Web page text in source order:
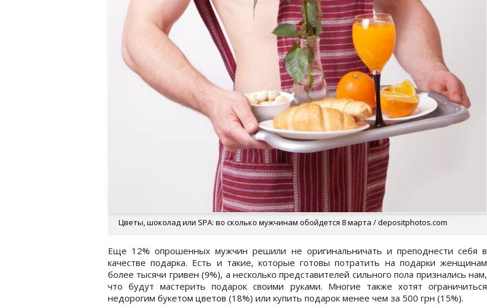
Цветы, шоколад или SPA: во сколько мужчинам обойдется 8 марта / depositphotos.com
Еще 12% опрошенных мужчин решили не оригинальничать и преподнести себя в
качестве подарка. Есть и такие, которые готовы потратить на подарки женщинам
более тысячи гривен (9%), а несколько представителей сильного пола признались нам,
что будут мастерить подарок своими руками. Многие также хотят ограничиться
недорогим букетом цветов (18%) или купить подарок менее чем за 500 грн (15%).